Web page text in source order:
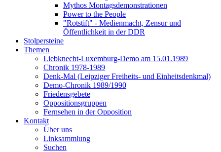
Mythos Montagsdemonstrationen
Power to the People
"Rotstift" - Medienmacht, Zensur und
Öffentlichkeit in der DDR
Stolpersteine
Themen
Liebknecht-Luxemburg-Demo am 15.01.1989
Chronik 1978-1989
Denk-Mal (Leipziger Freiheits- und Einheitsdenkmal)
Demo-Chronik 1989/1990
Friedensgebete
Oppositionsgruppen
Fernsehen in der Opposition
Kontakt
Über uns
Linksammlung
Suchen